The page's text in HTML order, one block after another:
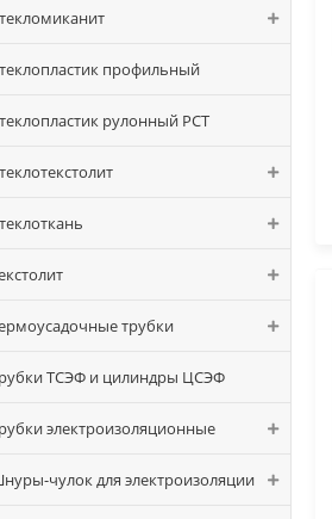
профильный
рулонный РСТ
трубки
ТСЭФ и цилиндры ЦСЭФ
электроизоляционные
чулок для электроизоляции